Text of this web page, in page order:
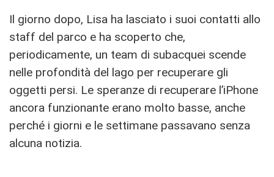
Il giorno dopo, Lisa ha lasciato i suoi contatti allo
staff del parco e ha scoperto che,
periodicamente, un team di subacquei scende
nelle profondità del lago per recuperare gli
oggetti persi. Le speranze di recuperare l’iPhone
ancora funzionante erano molto basse, anche
perché i giorni e le settimane passavano senza
alcuna notizia.